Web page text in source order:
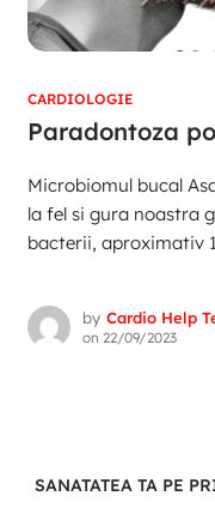
CARDIOLOGIE
Paradontoza
Microbiomul bucal
la fel si gura noastra
bacterii, aproximativ
by Cardio Help
on 22/09/2023
SANATATEA TA PE